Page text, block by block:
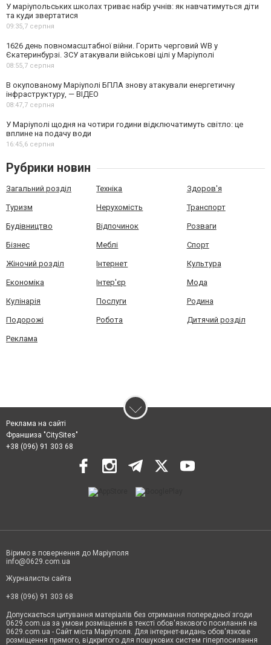
У маріупольських школах триває набір учнів: як навчатимуться діти
та куди звертатися
09:35,7 серпня
1626 день повномасштабної війни. Горить черговий WB у
Єкатеринбурзі. ЗСУ атакували військові цілі у Маріуполі
08:55,7 серпня
В окупованому Маріуполі БПЛА знову атакували енергетичну
інфраструктуру, — ВІДЕО
08:47,7 серпня
У Маріуполі щодня на чотири години відключатимуть світло: це
вплине на подачу води
16:45,6 серпня
Рубрики новин
Загальний розділ Техніка Здоров'я
Туризм Нерухомість Транспорт
Будівництво Відпочинок Розваги
Бізнес Меблі Спорт
Жіночий розділ Інтернет Культура
Економіка Інтер'єр Мода
Кулінарія Послуги Родина
Подорожі Робота Дитячий розділ
Реклама
Реклама на сайті
Франшиза "CitySites"
+38 (096) 91 303 68
Віримо в повернення до Маріуполя
info@0629.com.ua
Журналисты сайта
+38 (096) 91 303 68
Допускається цитування матеріалів без отримання попередньої згоди
0629.com.ua за умови розміщення в тексті обов'язкового посилання на
0629.com.ua - Сайт міста Маріуполя. Для інтернет-видань обов'язкове
розміщення прямого, відкритого для пошукових систем гіперпосилання